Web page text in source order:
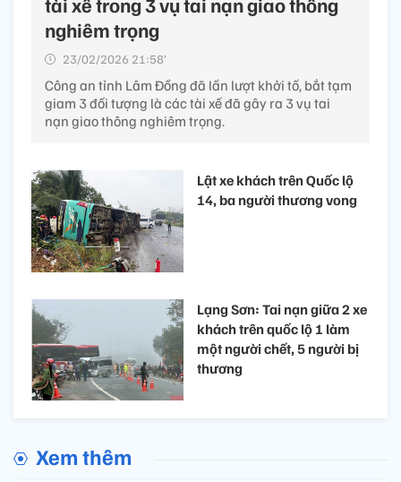
nghiêm trọng
23/02/2026 21:58’
Công an tỉnh Lâm Đồng đã lần lượt khởi tố, bắt tạm
giam 3 đối tượng là các tài xế đã gây ra 3 vụ tai
nạn giao thông nghiêm trọng.
Lật xe khách trên Quốc lộ
14, ba người thương vong
Lạng Sơn: Tai nạn giữa 2 xe
khách trên quốc lộ 1 làm
một người chết, 5 người bị
thương
Xem thêm